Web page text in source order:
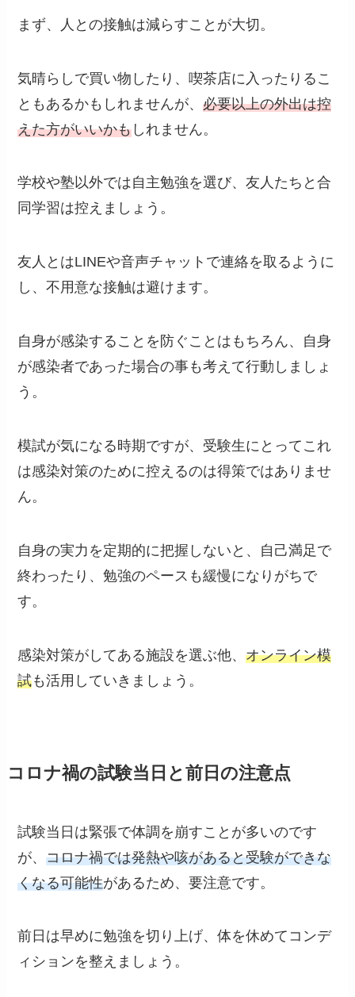
まず、人との接触は減らすことが大切。
気晴らしで買い物したり、喫茶店に入ったりるこ
ともあるかもしれませんが、必要以上の外出は控
えた方がいいかも しれません。
学校や塾以外では自主勉強を選び、友人たちと合
同学習は控えましょう。
友人とはLINEや音声チャットで連絡を取るように
し、不用意な接触は避けます。
自身が感染することを防ぐことはもちろん、自身
が感染者であった場合の事も考えて行動しましょ
う。
模試が気になる時期ですが、受験生にとってこれ
は感染対策のために控えるのは得策ではありませ
ん。
自身の実力を定期的に把握しないと、自己満足で
終わったり、勉強のペースも緩慢になりがちで
す。
感染対策がしてある施設を選ぶ他、オンライン模
試も活用していきましょう。
コロナ禍の試験当日と前日の注意点
試験当日は緊張で体調を崩すことが多いのです
が、コロナ禍では発熱や咳があると受験ができな
くなる可能性があるため、要注意です。
前日は早めに勉強を切り上げ、体を休めてコンデ
ィションを整えましょう。